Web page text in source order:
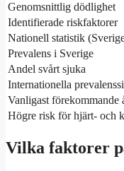
Genomsnittlig dödlighet
Identifierade riskfaktorer
Nationell statistik
Prevalens i Sverige
Andel svårt sjuka
Internationella
Vanligast förekommande
Högre risk för hjärt- och
Vilka faktorer